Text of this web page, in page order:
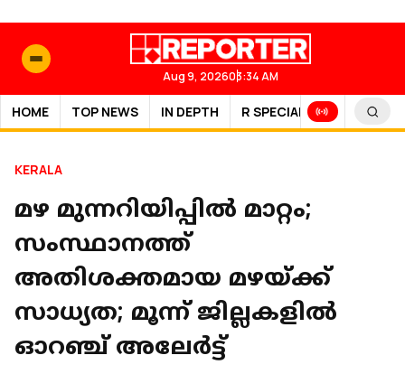
Aug 9, 202603:34 AM
HOME TOP NEWS IN DEPTH R SPECIAL SPORTS
KERALA
മഴ മുന്നറിയിപ്പില്‍ മാറ്റം;
സംസ്ഥാനത്ത്
അതിശക്തമായ മഴയ്ക്ക്
സാധ്യത; മൂന്ന് ജില്ലകളിൽ
ഓറഞ്ച് അലേർട്ട്